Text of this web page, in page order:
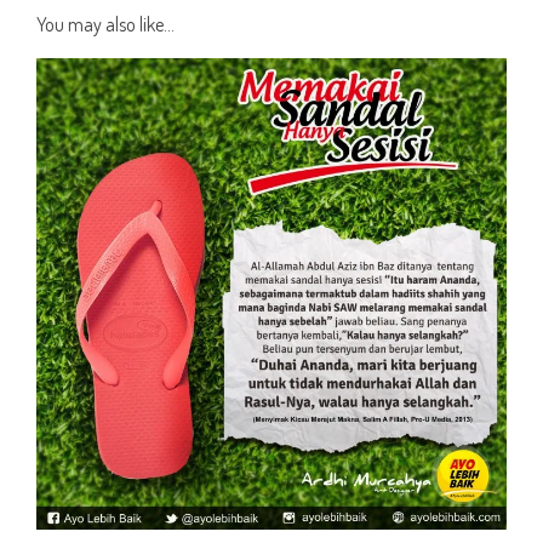
You may also like...